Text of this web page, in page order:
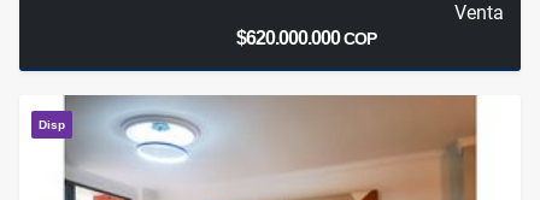
Venta
$620.000.000COP
Disp